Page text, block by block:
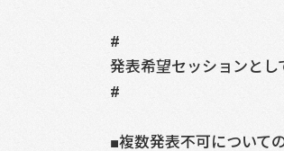
#
発表希望セッションとし
#
■複数発表不可について